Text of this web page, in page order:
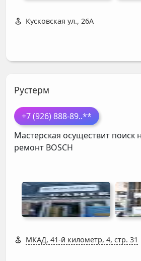
Кусковская ул., 26А
Рустерм
+7 (926) 888-89..**
Мастерская осуществит поиск
ремонт BOSCH
МКАД, 41-й километр, 4, стр. 31